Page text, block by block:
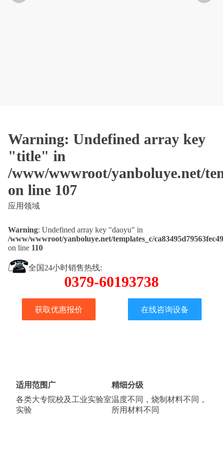
Warning: Undefined array key
"title" in
/www/wwwroot/yanboluye.net/
on line 107
应用领域
Warning: Undefined array key "daoyu" in
/www/wwwroot/yanboluye.net/templates_c/
on line 110
全国24小时销售热线:
0379-60193738
获取优惠报价 在线咨询设备
适用范围广
各类大专院校及工业实验室
实验
精细分级
温度不同，烧制材料不同，
所用材料不同